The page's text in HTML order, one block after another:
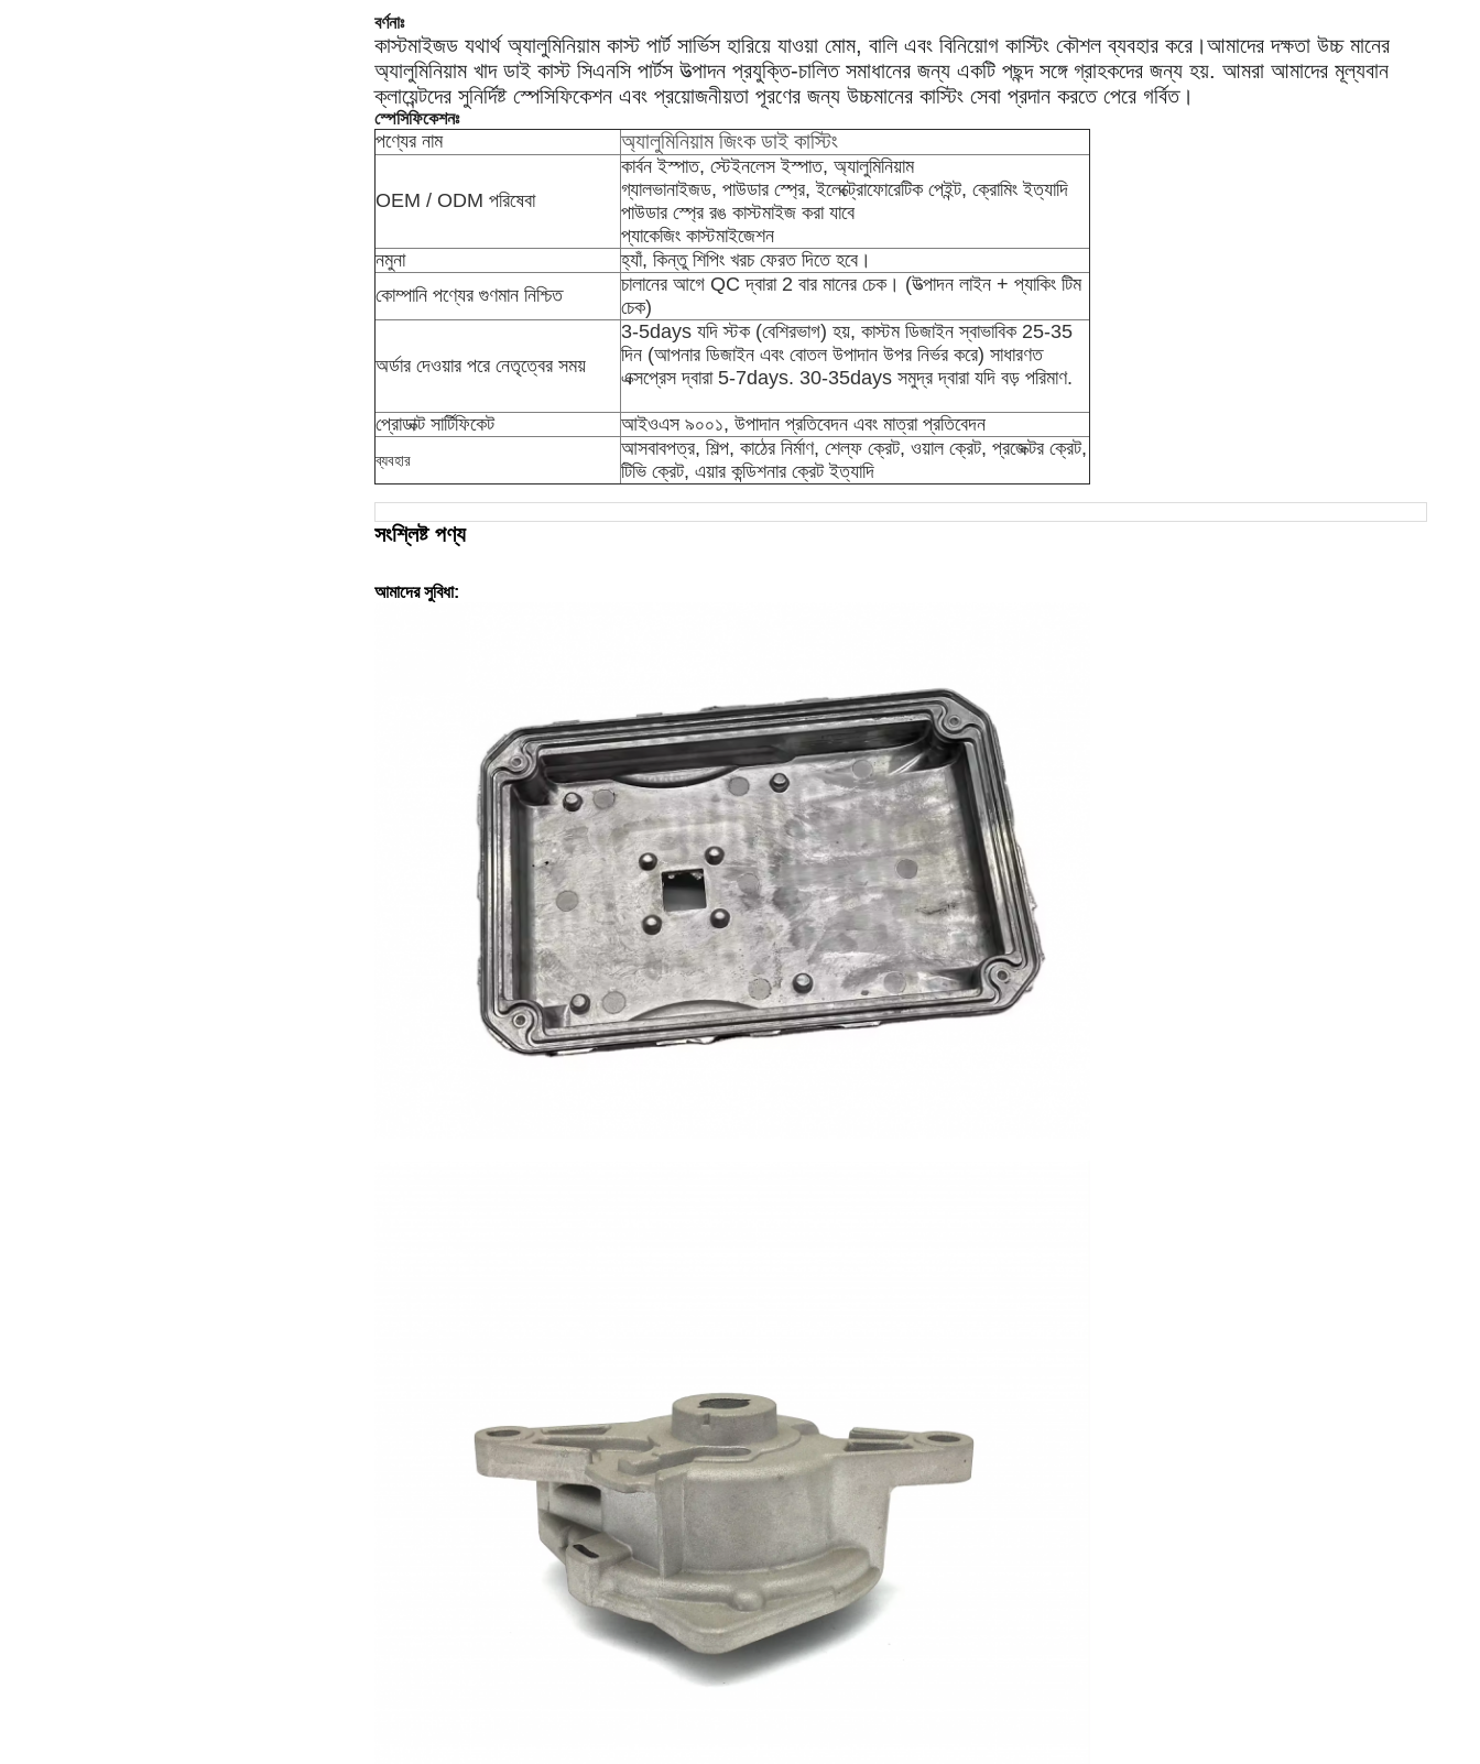
বর্ণনাঃ
কাস্টমাইজড যথার্থ অ্যালুমিনিয়াম কাস্ট পার্ট সার্ভিস হারিয়ে যাওয়া মোম, বালি এবং বিনিয়োগ কাস্টিং কৌশল ব্যবহার করে।আমাদের দক্ষতা উচ্চ মানের
অ্যালুমিনিয়াম খাদ ডাই কাস্ট সিএনসি পার্টস উত্পাদন প্রযুক্তি-চালিত সমাধানের জন্য একটি পছন্দ সঙ্গে গ্রাহকদের জন্য হয়. আমরা আমাদের মূল্যবান
ক্লায়েন্টদের সুনির্দিষ্ট স্পেসিফিকেশন এবং প্রয়োজনীয়তা পূরণের জন্য উচ্চমানের কাস্টিং সেবা প্রদান করতে পেরে গর্বিত।
স্পেসিফিকেশনঃ
পণ্যের নাম অ্যালুমিনিয়াম জিংক ডাই কাস্টিং
OEM / ODM পরিষেবা
কার্বন ইস্পাত, স্টেইনলেস ইস্পাত, অ্যালুমিনিয়াম
গ্যালভানাইজড, পাউডার স্প্রে, ইলেক্ট্রোফোরেটিক পেইন্ট, ক্রোমিং ইত্যাদি
পাউডার স্প্রে রঙ কাস্টমাইজ করা যাবে
প্যাকেজিং কাস্টমাইজেশন
নমুনা
হ্যাঁ, কিন্তু শিপিং খরচ ফেরত দিতে হবে।
কোম্পানি পণ্যের গুণমান নিশ্চিত
চালানের আগে QC দ্বারা 2 বার মানের চেক। (উত্পাদন লাইন + প্যাকিং টিম
চেক)
অর্ডার দেওয়ার পরে নেতৃত্বের সময়
3-5days যদি স্টক (বেশিরভাগ) হয়, কাস্টম ডিজাইন স্বাভাবিক 25-35
দিন (আপনার ডিজাইন এবং বোতল উপাদান উপর নির্ভর করে) সাধারণত
এক্সপ্রেস দ্বারা 5-7days. 30-35days সমুদ্র দ্বারা যদি বড় পরিমাণ.
প্রোডাক্ট সার্টিফিকেট আইওএস ৯০০১, উপাদান প্রতিবেদন এবং মাত্রা প্রতিবেদন
ব্যবহার
আসবাবপত্র, শিল্প, কাঠের নির্মাণ, শেল্ফ ক্রেট, ওয়াল ক্রেট, প্রজেক্টর ক্রেট,
টিভি ক্রেট, এয়ার কন্ডিশনার ক্রেট ইত্যাদি
সংশ্লিষ্ট পণ্য
আমাদের সুবিধা: